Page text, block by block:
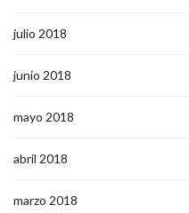
julio 2018
junio 2018
mayo 2018
abril 2018
marzo 2018